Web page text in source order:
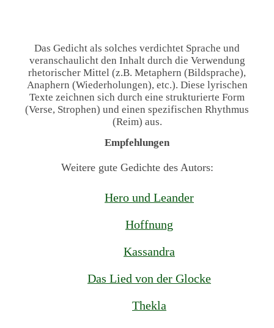
Das Gedicht als solches verdichtet Sprache und
veranschaulicht den Inhalt durch die Verwendung
rhetorischer Mittel (z.B. Metaphern (Bildsprache),
Anaphern (Wiederholungen), etc.). Diese lyrischen
Texte zeichnen sich durch eine strukturierte Form
(Verse, Strophen) und einen spezifischen Rhythmus
(Reim) aus.
Empfehlungen
Weitere gute Gedichte des Autors:
Hero und Leander
Hoffnung
Kassandra
Das Lied von der Glocke
Thekla